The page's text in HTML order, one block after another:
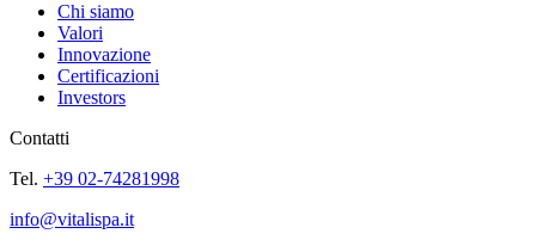
Chi siamo
Valori
Innovazione
Certificazioni
Investors
Contatti
Tel. +39 02-74281998
info@vitalispa.it